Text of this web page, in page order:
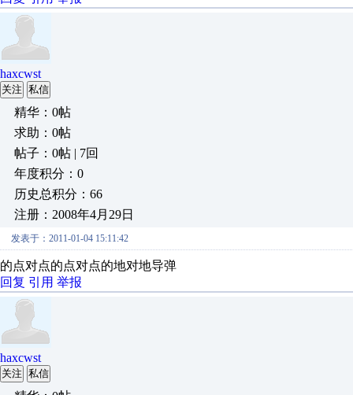
haxcwst
关注 私信
精华：0帖
求助：0帖
帖子：0帖 | 7回
年度积分：0
历史总积分：66
注册：2008年4月29日
发表于：2011-01-04 15:11:42
的点对点的点对点的地对地导弹
回复 引用 举报
haxcwst
关注 私信